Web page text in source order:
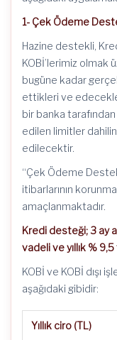
1- Çek Ödeme
Hazine destekli,
KOBİ’lerimiz olmak
bugüne kadar
ettikleri ve
bir banka
edilen limitler
edilecektir.
“Çek Ödeme
itibarlarının
amaçlanmaktadır.
Kredi desteği; 3 ay
vadeli ve yıllık %
KOBİ ve KOBİ dışı
aşağıdaki gibidir:
Yıllık ciro (TL)